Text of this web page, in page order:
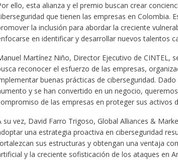
ello, esta alianza y el premio buscan crear
que tienen las empresas en Colombia.
la inclusión para abordar la creciente
en identificar y desarrollar nuevos talentos
Martínez Niño, Director Ejecutivo de CINTEL,
reconocer el esfuerzo de las empresas,
buenas prácticas de ciberseguridad.
y se han convertido en un negocio,
de las empresas en proteger sus activos
su vez, David Farro Trigoso, Global Alliances &
una estrategia proactiva en ciberseguridad
sus estructuras y obtengan una ventaja
y la creciente sofisticación de los ataques en